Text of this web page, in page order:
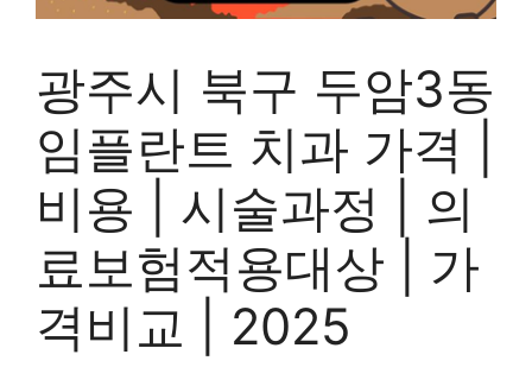
광주시 북구 두암3동
임플란트 치과 가격 |
비용 | 시술과정 | 의
료보험적용대상 | 가
격비교 | 2025